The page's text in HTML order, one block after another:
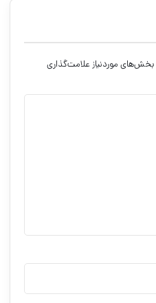
بخش‌های موردنیاز علامت‌گذاری